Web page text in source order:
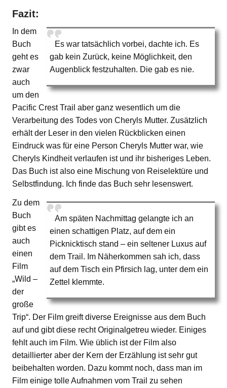
Fazit:
Es war tatsächlich vorbei, dachte ich. Es
gab kein Zurück, keine Möglichkeit, den
Augenblick festzuhalten. Die gab es nie.
In dem
Buch
geht es
zwar
auch
um den
Pacific Crest Trail aber ganz wesentlich um die
Verarbeitung des Todes von Cheryls Mutter. Zusätzlich
erhält der Leser in den vielen Rückblicken einen
Eindruck was für eine Person Cheryls Mutter war, wie
Cheryls Kindheit verlaufen ist und ihr bisheriges Leben.
Das Buch ist also eine Mischung von Reiselektüre und
Selbstfindung. Ich finde das Buch sehr lesenswert.
Am späten Nachmittag gelangte ich an
einen schattigen Platz, auf dem ein
Picknicktisch stand – ein seltener Luxus auf
dem Trail. Im Näherkommen sah ich, dass
auf dem Tisch ein Pfirsich lag, unter dem ein
Zettel klemmte.
Zu dem
Buch
gibt es
auch
einen
Film
„Wild –
der
große
Trip“. Der Film greift diverse Ereignisse aus dem Buch
auf und gibt diese recht Originalgetreu wieder. Einiges
fehlt auch im Film. Wie üblich ist der Film also
detaillierter aber der Kern der Erzählung ist sehr gut
beibehalten worden. Dazu kommt noch, dass man im
Film einige tolle Aufnahmen vom Trail zu sehen